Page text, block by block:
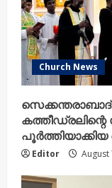
Church News
Editor August